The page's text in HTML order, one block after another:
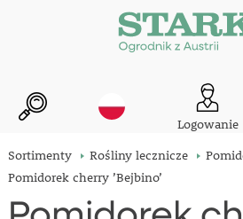
Logowanie
Sortimenty Rośliny lecznicze
Pomidorek cherry ’Bejbino’